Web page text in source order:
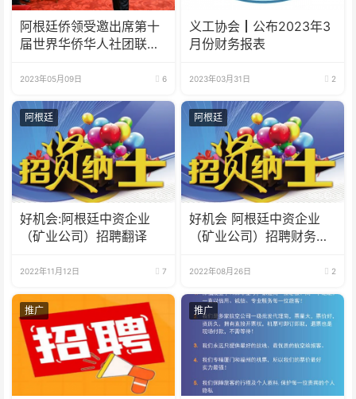
阿根廷侨领受邀出席第十
届世界华侨华人社团联谊
2023年05月09日 6
义工协会┃公布2023年3
月份财务报表
2023年03月31日 2
阿根廷
好机会:阿根廷中资企业
（矿业公司）招聘翻译
2022年11月12日 7
阿根廷
好机会 阿根廷中资企业
（矿业公司）招聘财务人
2022年08月26日 2
推广 推广